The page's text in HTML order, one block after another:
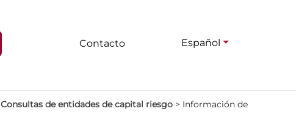
Contacto Español
Consultas de entidades de capital riesgo > Información de